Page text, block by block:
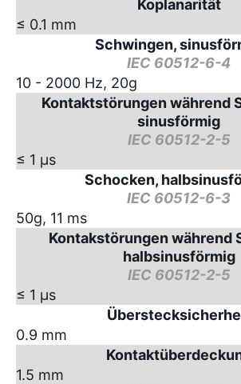
Koplanarität
≤ 0.1 mm
Schwingen,
IEC 60512-6-4
10 - 2000 Hz, 20g
Kontaktstörungen während
sinusförmig
IEC 60512-2-5
≤ 1 µs
Schocken,
IEC 60512-6-3
50g, 11 ms
Kontakstörungen während
halbsinusförmig
IEC 60512-2-5
≤ 1 µs
0.9 mm
1.5 mm